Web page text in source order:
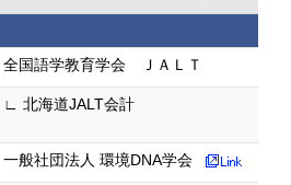
全国語学教育学会 ＪＡＬＴ
∟ 北海道JALT会計
一般社団法人 環境DNA学会